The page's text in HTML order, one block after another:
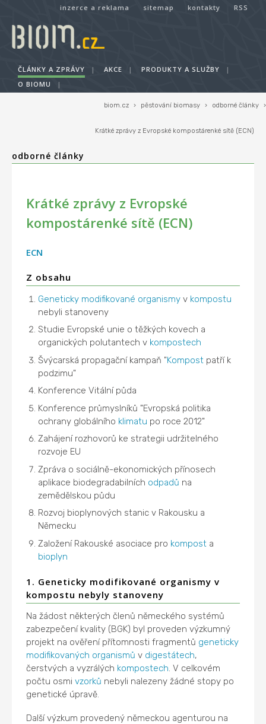
inzerce a reklama sitemap kontakty RSS
ČLÁNKY A ZPRÁVY | AKCE | PRODUKTY A SLUŽBY
|
O BIOMU
|
biom.cz › pěstování biomasy › odborné články ›
Krátké zprávy z Evropské kompostárenké sítě (ECN)
odborné články
Krátké zprávy z Evropské
kompostárenké sítě (ECN)
ECN
Z obsahu
Geneticky modifikované organismy v kompostu
nebyli stanoveny
Studie Evropské unie o těžkých kovech a
organických polutantech v kompostech
Švýcarská propagační kampaň "Kompost patří k
podzimu"
Konference Vitální půda
Konference průmyslníků "Evropská politika
ochrany globálního klimatu po roce 2012"
Zahájení rozhovorů ke strategii udržitelného
rozvoje EU
Zpráva o sociálně-ekonomických přínosech
aplikace biodegradabilních odpadů na
zemědělskou půdu
Rozvoj bioplynových stanic v Rakousku a
Německu
Založení Rakouské asociace pro kompost a
bioplyn
1. Geneticky modifikované organismy v
kompostu nebyly stanoveny
Na žádost některých členů německého systémů
zabezpečení kvality (BGK) byl proveden výzkumný
projekt na ověření přítomnosti fragmentů geneticky
modifikovaných organismů v digestátech,
čerstvých a vyzrálých kompostech. V celkovém
počtu osmivzorků nebyli nalezeny žádné stopy po
genetické úpravě.
Další výzkum provedený německou agenturou na